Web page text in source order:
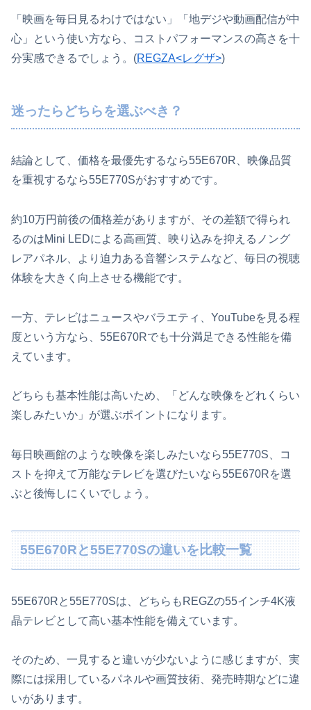
「映画を毎日見るわけではない」「地デジや動画配信が中
心」という使い方なら、コストパフォーマンスの高さを十
分実感できるでしょう。(REGZA<レグザ>)
迷ったらどちらを選ぶべき？
結論として、価格を最優先するなら55E670R、映像品質
を重視するなら55E770Sがおすすめです。
約10万円前後の価格差がありますが、その差額で得られ
るのはMini LEDによる高画質、映り込みを抑えるノング
レアパネル、より迫力ある音響システムなど、毎日の視聴
体験を大きく向上させる機能です。
一方、テレビはニュースやバラエティ、YouTubeを見る程
度という方なら、55E670Rでも十分満足できる性能を備
えています。
どちらも基本性能は高いため、「どんな映像をどれくらい
楽しみたいか」が選ぶポイントになります。
毎日映画館のような映像を楽しみたいなら55E770S、コ
ストを抑えて万能なテレビを選びたいなら55E670Rを選
ぶと後悔しにくいでしょう。
55E670Rと55E770Sの違いを比較一覧
55E670Rと55E770Sは、どちらもREGZの55インチ4K液
晶テレビとして高い基本性能を備えています。
そのため、一見すると違いが少ないように感じますが、実
際には採用しているパネルや画質技術、発売時期などに違
いがあります。